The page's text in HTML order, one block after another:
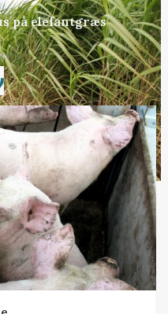
på elefantgræs